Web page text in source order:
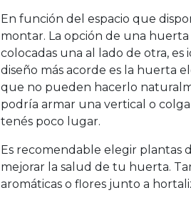
En función del espacio que
montar. La opción de una
colocadas una al lado de otra, es
diseño más acorde es la huerta
que no pueden hacerlo
podría armar una vertical o
tenés poco lugar.
Es recomendable elegir plantas
mejorar la salud de tu huerta.
aromáticas o flores junto a